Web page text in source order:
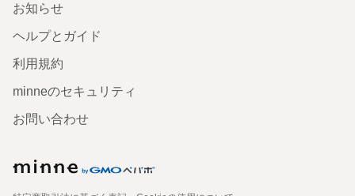
お知らせ
ヘルプとガイド
利用規約
minneのセキュリティ
お問い合わせ